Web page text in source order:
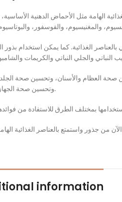
الهامة مثل الأحماض الدهنية الأساسية،
الغذائية. كما يمكن استخدام بذور
صحة العظام والأسنان، وتحسين صحة
وتحسين صحة الجهاز المناعي.
information